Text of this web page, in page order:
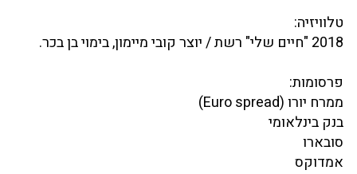
טלוויזיה:
2018 "חיים שלי" רשת / יוצר קובי מיימון, בימוי בן בכר.
פרסומות:
ממרח יורו (Euro spread)
בנק בינלאומי
סובארו
אמדוקס